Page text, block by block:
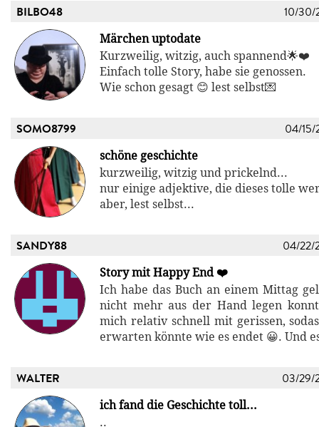
BILBO48 10/30/
Märchen uptodate
Kurzweilig, witzig, auch spannend🌟❤️
Einfach tolle Story, habe sie genossen.
Wie schon gesagt 😊 lest selbst💌
SOMO8799 04/15/
schöne geschichte
kurzweilig, witzig und prickelnd...
nur einige adjektive, die dieses tolle
aber, lest selbst...
SANDY88 04/22/
Story mit Happy End ❤️
Ich habe das Buch an einem Mittag
nicht mehr aus der Hand legen
mich relativ schnell mit gerissen,
erwarten könnte wie es endet 😀. Und
WALTER 03/29/
ich fand die Geschichte toll...
..